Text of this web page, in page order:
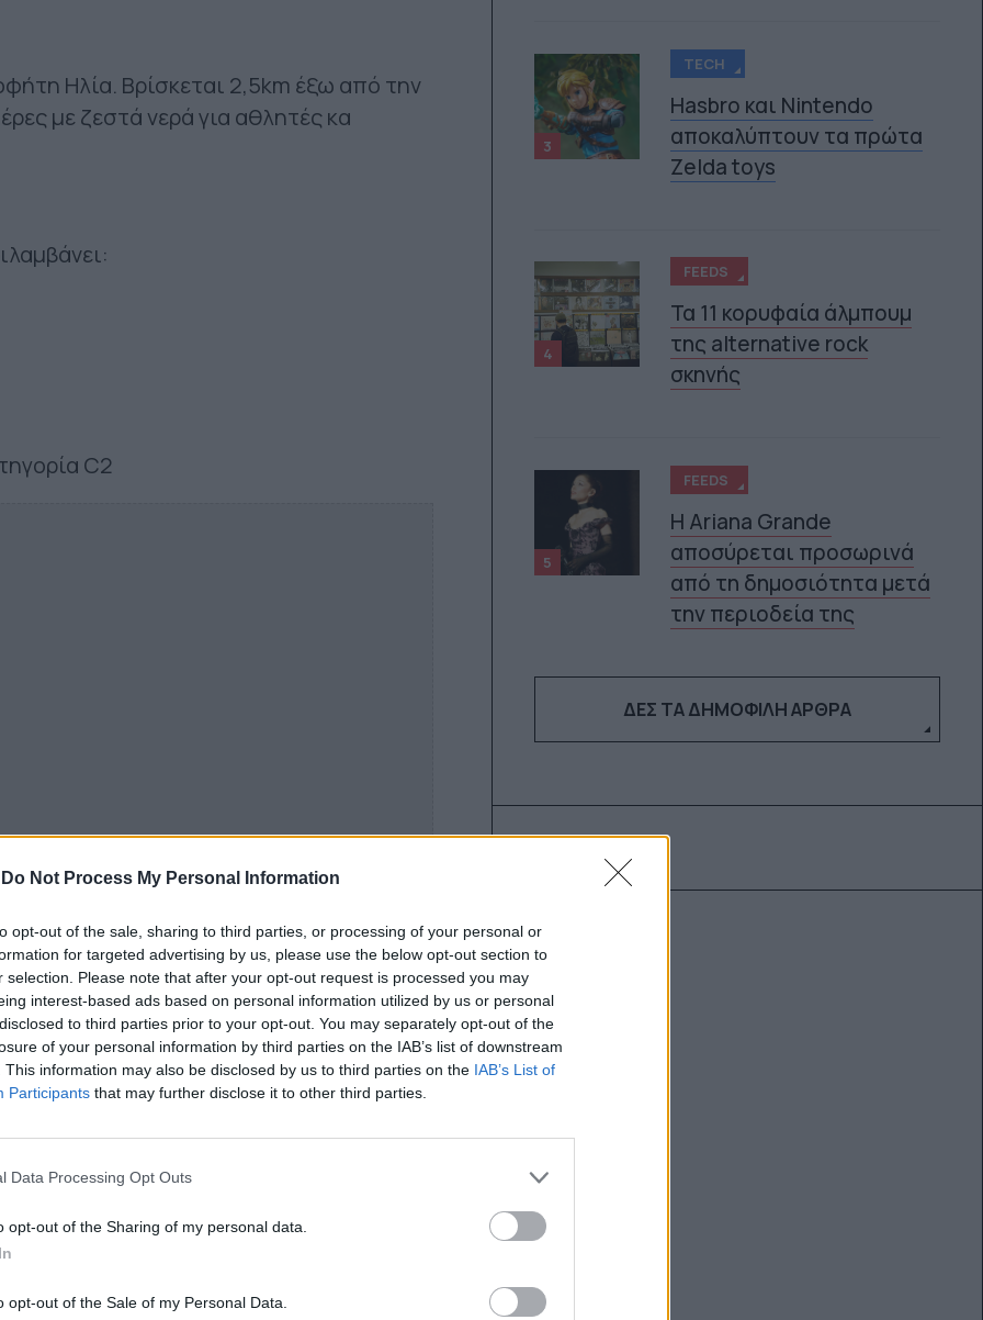
Do Not Process My Personal Information
opt-out of the sale, sharing to third parties, or processing of your personal or
for targeted advertising by us, please use the below opt-out section to
selection. Please note that after your opt-out request is processed you may
interest-based ads based on personal information utilized by us or personal
to third parties prior to your opt-out. You may separately opt-out of the
of your personal information by third parties on the IAB’s list of downstream
This information may also be disclosed by us to third parties on the IAB’s List of
Participants that may further disclose it to other third parties.
Data Processing Opt Outs
opt-out of the Sharing of my personal data.
opt-out of the Sale of my Personal Data.
Ηλία. Bρίσκεται 2,5km έξω από την
με ζεστά νερά για αθλητές κα
C2
3
TECH
Hasbro και Nintendo
αποκαλύπτουν τα πρώτα
Zelda toys
4
FEEDS
Τα 11 κορυφαία άλμπουμ
της alternative rock
σκηνής
5
FEEDS
Η Ariana Grande
αποσύρεται προσωρινά
από τη δημοσιότητα μετά
την περιοδεία της
ΔΕΣ ΤΑ ΔΗΜΟΦΙΛΉ ΆΡΘΡΑ